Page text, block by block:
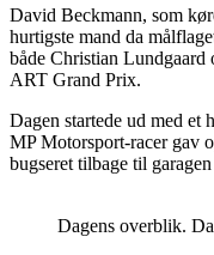
David Beckmann, som
hurtigste mand da
både Christian Lundgaard
ART Grand Prix.
Dagen startede ud med et
MP Motorsport-racer gav
bugseret tilbage til
Dagens overblik.